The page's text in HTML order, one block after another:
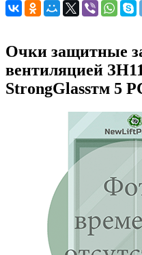
Очки защитные
вентиляцией
StrongGlassтм 5